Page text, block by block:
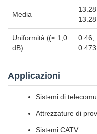
Media
13.28
13.28
Uniformità ((≤ 1,0
dB)
0.46,
0.473
Applicazioni
Sistemi di
Attrezzature di
Sistemi CATV